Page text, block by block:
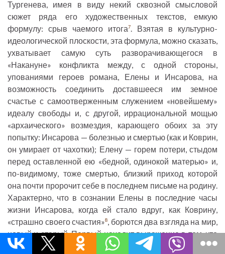
Тургенева, имея в виду некий сквозной смысловой
сюжет ряда его художественных текстов, емкую
формулу: срыв чаемого итога7. Взятая в культурно-
идеологической плоскости, эта формула, можно сказать,
ухватывает самую суть разворачивающегося в
«Накануне» конфликта между, с одной стороны,
упованиями героев романа, Елены и Инсарова, на
возможность соединить доставшееся им земное
счастье с самоотверженным служением «новейшему»
идеалу свободы и, с другой, иррациональной мощью
«архаического» возмездия, карающего обоих за эту
попытку: Инсарова — болезнью и смертью (как и Коврин,
он умирает от чахотки); Елену — горем потери, стыдом
перед оставленной ею «бедной, одинокой матерью» и,
по-видимому, тоже смертью, близкий приход которой
она почти пророчит себе в последнем письме на родину.
Характерно, что в сознании Елены в последние часы
жизни Инсарова, когда ей стало вдруг, как Коврину,
«страшно своего счастия»8, борются два взгляда на мир,
новый и старый. Первый находит выражение в том, что
совесть Елены, как она ни воплощает ее, «молчит», так